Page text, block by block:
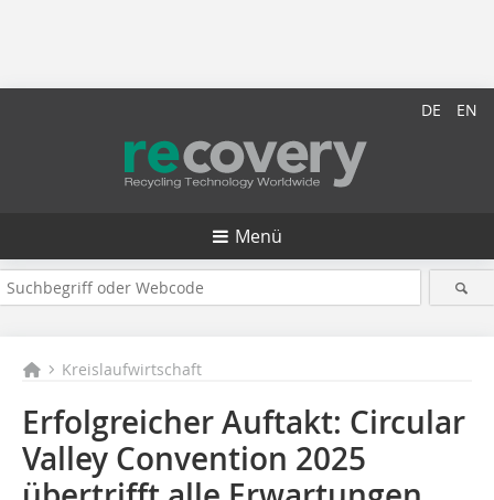
DE EN
Menü
Kreislaufwirtschaft
Erfolgreicher Auftakt: Circular
Valley Convention 2025